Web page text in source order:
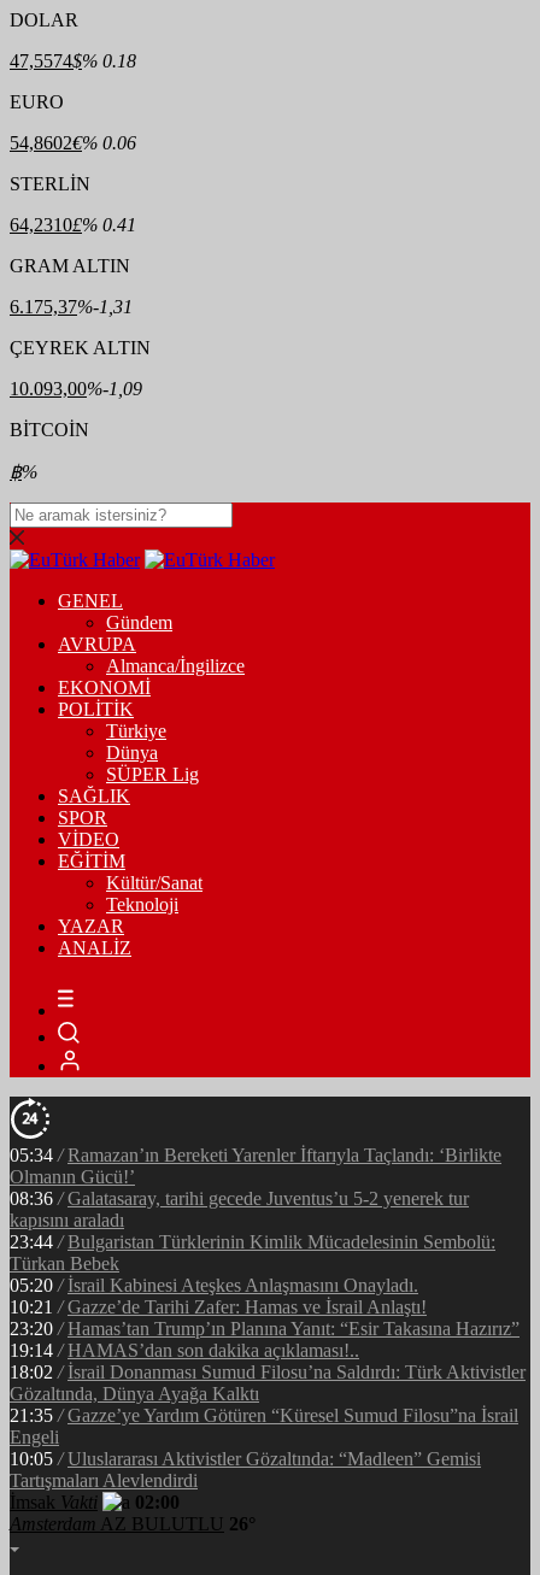
DOLAR
47,5574$% 0.18
EURO
54,8602€% 0.06
STERLİN
64,2310£% 0.41
GRAM ALTIN
6.175,37%-1,31
ÇEYREK ALTIN
10.093,00%-1,09
BİTCOİN
฿%
GENEL
Gündem
AVRUPA
Almanca/İngilizce
EKONOMİ
POLİTİK
Türkiye
Dünya
SÜPER Lig
SAĞLIK
SPOR
VİDEO
EĞİTİM
Kültür/Sanat
Teknoloji
YAZAR
ANALİZ
05:34 / Ramazan’ın Bereketi Yarenler İftarıyla Taçlandı: ‘Birlikte
Olmanın Gücü!’
08:36 / Galatasaray, tarihi gecede Juventus’u 5-2 yenerek tur
kapısını araladı
23:44 / Bulgaristan Türklerinin Kimlik Mücadelesinin Sembolü:
Türkan Bebek
05:20 / İsrail Kabinesi Ateşkes Anlaşmasını Onayladı.
10:21 / Gazze’de Tarihi Zafer: Hamas ve İsrail Anlaştı!
23:20 / Hamas’tan Trump’ın Planına Yanıt: “Esir Takasına Hazırız”
19:14 / HAMAS’dan son dakika açıklaması!..
18:02 / İsrail Donanması Sumud Filosu’na Saldırdı: Türk Aktivistler
Gözaltında, Dünya Ayağa Kalktı
21:35 / Gazze’ye Yardım Götüren “Küresel Sumud Filosu”na İsrail
Engeli
10:05 / Uluslararası Aktivistler Gözaltında: “Madleen” Gemisi
Tartışmaları Alevlendirdi
İmsak Vakti
02:00
Amsterdam AZ BULUTLU 26°